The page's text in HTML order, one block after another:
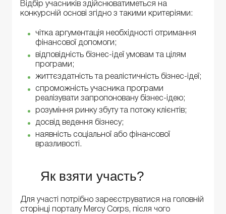
Відбір учасників здійснюватиметься на
конкурсній основі згідно з такими критеріями:
чітка аргументація необхідності отримання
фінансової допомоги;
відповідність бізнес-ідеї умовам та цілям
програми;
життєздатність та реалістичність бізнес-ідеї;
спроможність учасника програми
реалізувати запропоновану бізнес-ідею;
розуміння ринку збуту та потоку клієнтів;
досвід ведення бізнесу;
наявність соціальної або фінансової
вразливості.
Як взяти участь?
Для участі потрібно зареєструватися на головній
сторінці порталу Mercy Corps, після чого